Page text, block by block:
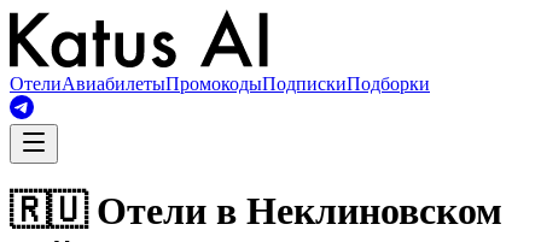
ОтелиАвиабилетыПромокодыПодпискиПодборки
🇷🇺 Отели в Неклиновском